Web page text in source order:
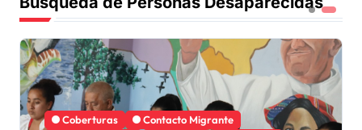
Coberturas
Contacto Migrante